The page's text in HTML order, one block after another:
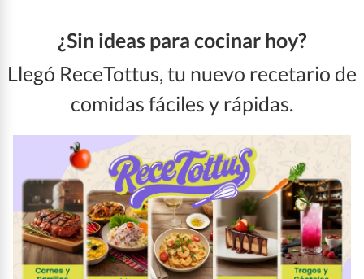
¿Sin ideas para cocinar hoy?
Llegó ReceTottus, tu nuevo recetario de
comidas fáciles y rápidas.